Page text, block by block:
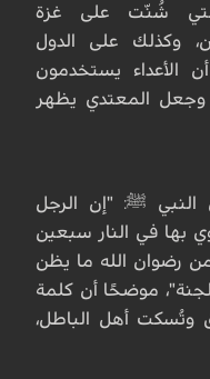
التي شُنّت على غزة
وكذلك على الدول
أن الأعداء يستخدمون
وجعل المعتدي يظهر
ﷺ: "إن الرجل
بها في النار سبعين
من رضوان الله ما يظن
موضحًا أن كلمة
وتُسكت أهل الباطل،